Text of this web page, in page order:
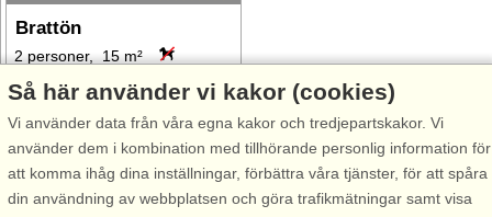
Brattön
2 personer, 15 m²
124 m till sjö/hav:.
från 2.733 SEK
Så här använder vi kakor (cookies)
Vi använder data från våra egna kakor och tredjepartskakor. Vi
använder dem i kombination med tillhörande personlig information för
att komma ihåg dina inställningar, förbättra våra tjänster, för att spåra
din användning av webbplatsen och göra trafikmätningar samt visa